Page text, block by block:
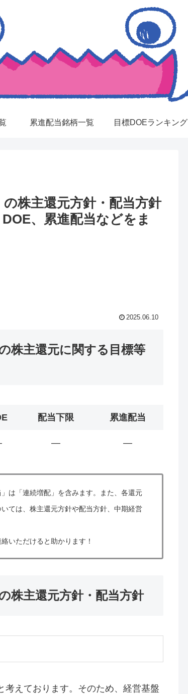
累進配当銘柄一覧 目標DOEランキング
株主還元方針・配当方針
、累進配当などをま
2025.06.10
株主還元に関する目標等
配当下限 累進配当
― ―
は「連続増配」を含みます。また、各還元
ては、株主還元方針や配当方針、中期経営
いただけると助かります！
株主還元方針・配当方針
考えております。そのため、経営基盤